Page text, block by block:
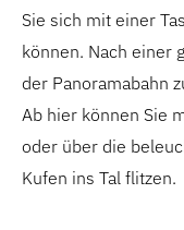
Sie sich mit einer
können. Nach einer
der Panoramabahn
Ab hier können Sie
oder über die
Kufen ins Tal flitzen.